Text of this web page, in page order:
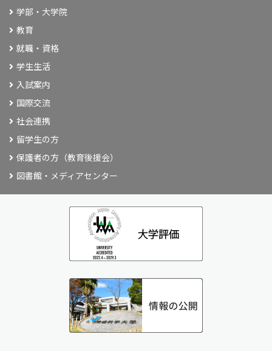
学部・大学院
教育
就職・資格
学生生活
入試案内
国際交流
社会連携
留学生の方
保護者の方（教育後援会）
図書館・メディアセンター